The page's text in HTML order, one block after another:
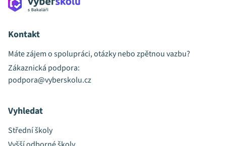
Kontakt
Máte zájem o spolupráci, otázky nebo zpětnou vazbu?
Zákaznická podpora:
podpora@vyberskolu.cz
Vyhledat
Střední školy